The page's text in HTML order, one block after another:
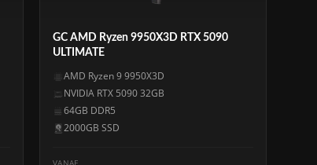
GC AMD Ryzen 9950X3D RTX 5090
ULTIMATE
AMD Ryzen 9 9950X3D
NVIDIA RTX 5090 32GB
64GB DDR5
2000GB SSD
VANAF